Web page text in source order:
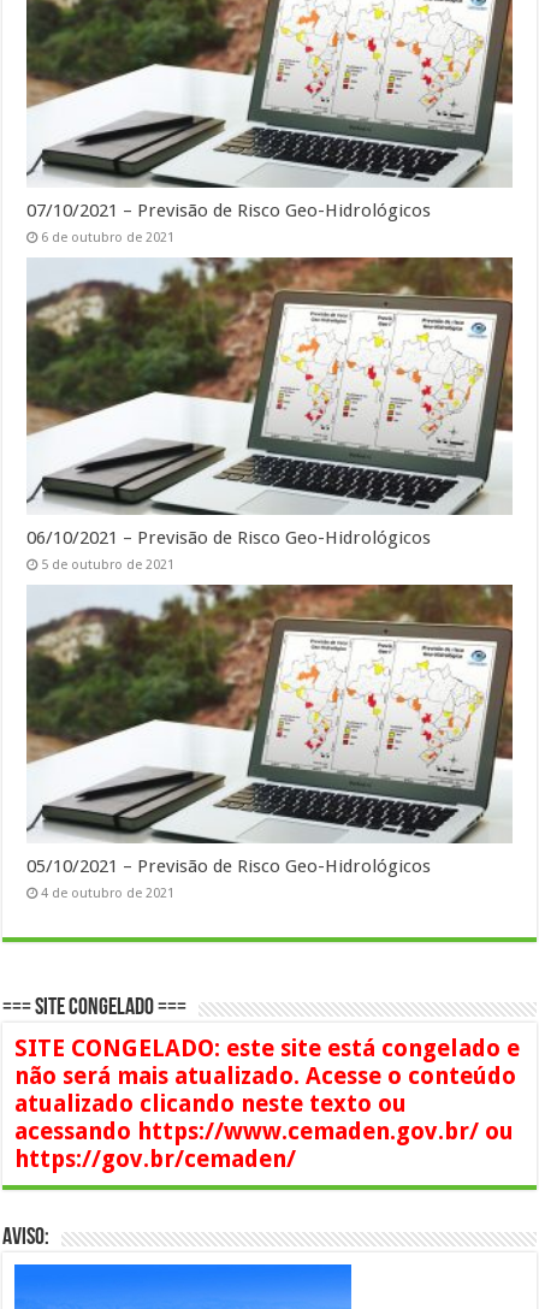
07/10/2021 – Previsão de Risco Geo-Hidrológicos
6 de outubro de 2021
06/10/2021 – Previsão de Risco Geo-Hidrológicos
5 de outubro de 2021
05/10/2021 – Previsão de Risco Geo-Hidrológicos
4 de outubro de 2021
=== SITE CONGELADO ===
SITE CONGELADO: este site está congelado e
não será mais atualizado. Acesse o conteúdo
atualizado clicando neste texto ou
acessando https://www.cemaden.gov.br/ ou
https://gov.br/cemaden/
AVISO: